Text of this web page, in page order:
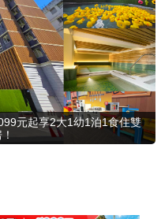
元起享2大1幼1泊1食住雙